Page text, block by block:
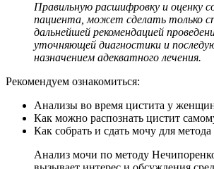
Правильную расшифровку и оценку
пациента, может сделать только
дальнейшей рекомендацией
уточняющей диагностики и
назначением адекватного лечения.
Рекомендуем ознакомиться:
Анализы во время цистита у
Как можно распознать цистит
Как собрать и сдать мочу для
Анализ мочи по методу